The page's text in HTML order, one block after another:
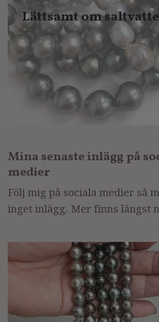
Lättsamt om
Mina senaste inlägg på
medier
Följ mig på sociala medier så
inget inlägg. Mer finns längst